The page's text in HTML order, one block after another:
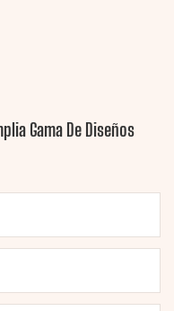
Gama De Diseños